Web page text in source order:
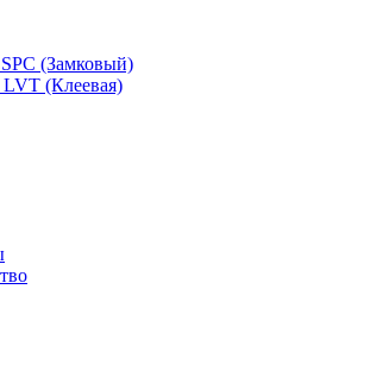
(Замковый)
(Клеевая)